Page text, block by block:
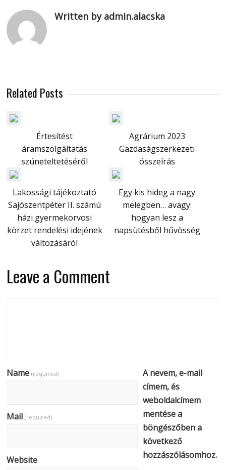
Written by admin.alacska
Related Posts
Értesítést
áramszolgáltatás
szüneteltetéséről
Agrárium 2023
Gazdaságszerkezeti
összeírás
Lakossági tájékoztató
Sajószentpéter II. számú
házi gyermekorvosi
körzet rendelési idejének
változásáról
Egy kis hideg a nagy
melegben… avagy:
hogyan lesz a
napsütésből hűvösség
Leave a Comment
Name(required)
Mail(required)
Website
A nevem, e-mail
címem, és
weboldalcímem
mentése a
böngészőben a
következő
hozzászólásomhoz.